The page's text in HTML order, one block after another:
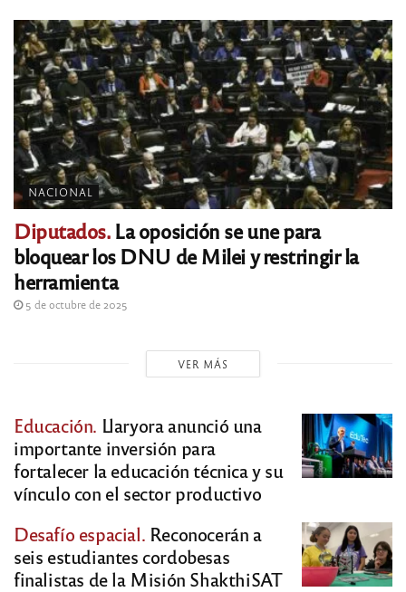
NACIONAL
Diputados.La oposición se une para
bloquear los DNU de Milei y restringir la
herramienta
5 de octubre de 2025
VER MÁS
Educación. Llaryora anunció una
importante inversión para
fortalecer la educación técnica y su
vínculo con el sector productivo
Desafío espacial. Reconocerán a
seis estudiantes cordobesas
finalistas de la Misión ShakthiSAT